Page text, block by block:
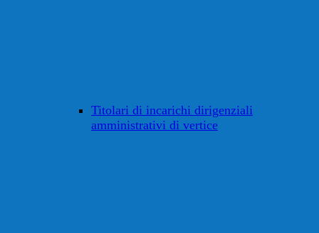
Titolari di incarichi dirigenziali
amministrativi di vertice